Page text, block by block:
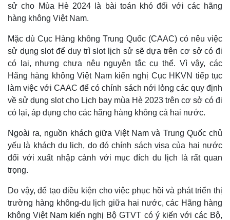
sử cho Mùa Hè 2024 là bài toán khó đối với các hãng
hàng không Việt Nam.
Mặc dù Cục Hàng không Trung Quốc (CAAC) có nêu việc
sử dụng slot để duy trì slot lịch sử sẽ dựa trên cơ sở có đi
có lại, nhưng chưa nêu nguyên tắc cụ thể. Vì vậy, các
Hãng hàng không Việt Nam kiến nghị Cục HKVN tiếp tục
làm việc với CAAC để có chính sách nới lỏng các quy định
về sử dụng slot cho Lịch bay mùa Hè 2023 trên cơ sở có đi
có lại, áp dụng cho các hãng hàng không cả hai nước.
Ngoài ra, nguồn khách giữa Việt Nam và Trung Quốc chủ
yếu là khách du lịch, do đó chính sách visa của hai nước
đối với xuất nhập cảnh với mục đích du lịch là rất quan
trọng.
Do vậy, để tạo điều kiện cho việc phục hồi và phát triển thị
trường hàng không-du lịch giữa hai nước, các Hãng hàng
không Việt Nam kiến nghị Bộ GTVT có ý kiến với các Bộ,